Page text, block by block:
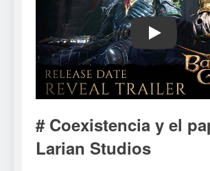
Play
# Coexistencia y el
Larian Studios